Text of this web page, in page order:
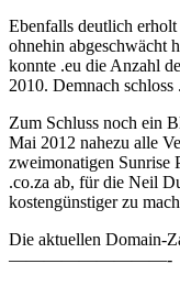
Ebenfalls deutlich
ohnehin abgeschwächt
konnte .eu die Anzahl
2010. Demnach
Zum Schluss noch ein
Mai 2012 nahezu alle
zweimonatigen Sunrise
.co.za ab, für die Neil
kostengünstiger zu
Die aktuellen Domain-
—————————-